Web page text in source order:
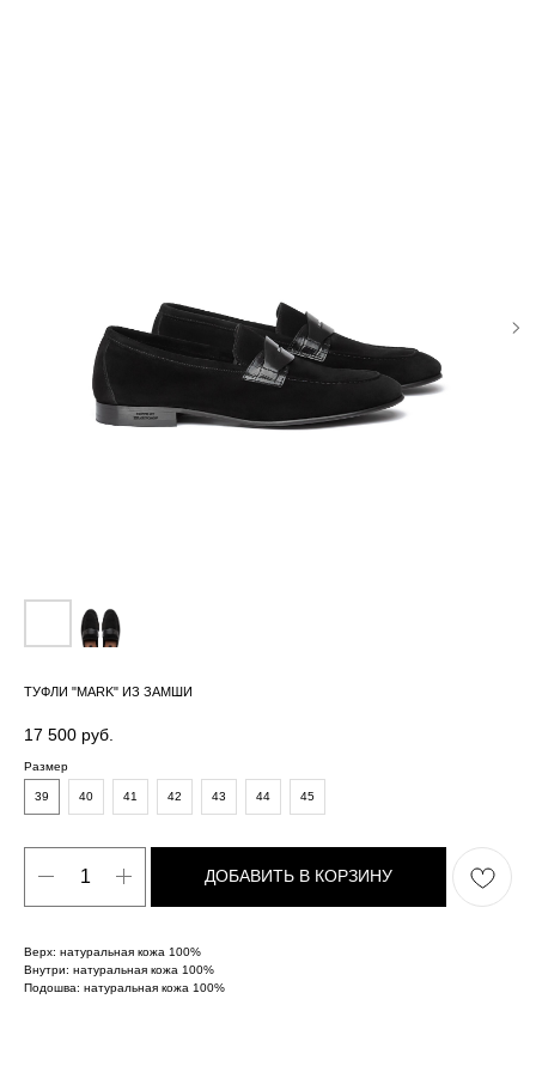
ТУФЛИ "MARK" ИЗ ЗАМШИ
17 500 руб.
Размер
39 40 41 42 43 44 45
ДОБАВИТЬ В КОРЗИНУ
Верх: натуральная кожа 100%
Внутри: натуральная кожа 100%
Подошва: натуральная кожа 100%